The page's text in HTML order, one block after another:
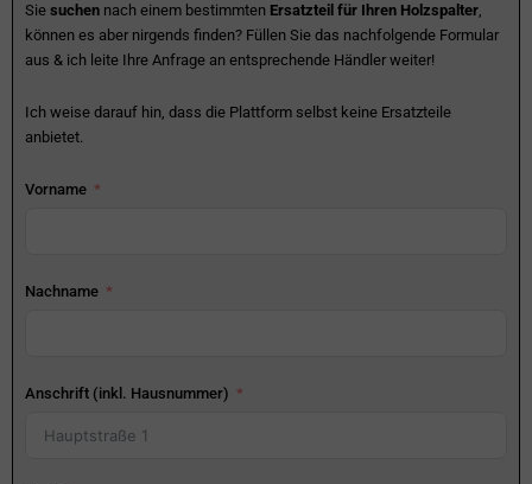
Sie suchen nach einem bestimmten Ersatzteil für Ihren Holzspalter,
können es aber nirgends finden? Füllen Sie das nachfolgende Formular
aus & ich leite Ihre Anfrage an entsprechende Händler weiter!
Ich weise darauf hin, dass die Plattform selbst keine Ersatzteile
anbietet.
Vorname
Nachname
Anschrift (inkl. Hausnummer)